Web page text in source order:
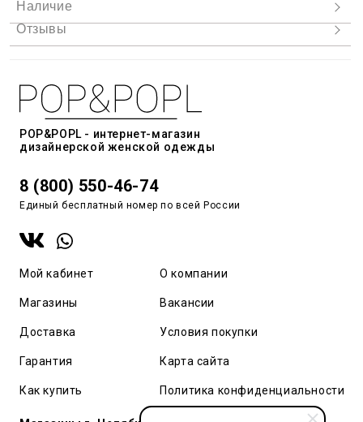
POP&POPL - интернет-магазин
дизайнерской женской одежды
8 (800) 550-46-74
Единый бесплатный номер по всей России
Мой кабинет
Магазины
Доставка
Гарантия
Как купить
О компании
Вакансии
Условия покупки
Карта сайта
Политика конфиденциальности